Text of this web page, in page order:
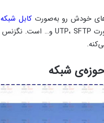
خودش رو به‌صورت کابل شبکه cat5e
شبکه